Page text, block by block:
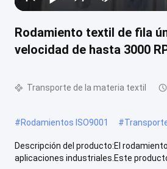
Rodamiento textil de fila
velocidad de hasta 3000
Transporte de la materia textil
#Rodamientos ISO9001 #
Descripción del producto:El
aplicaciones industriales.Este